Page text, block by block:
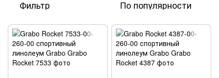
Фильтр По популярности